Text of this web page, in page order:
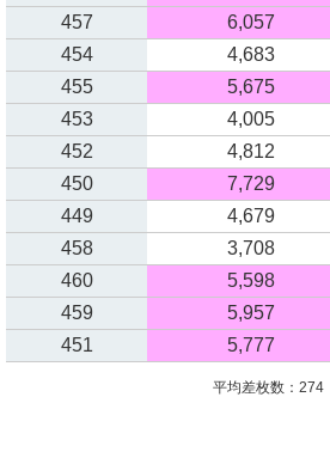
457
6,057
454
4,683
455
5,675
453
4,005
452
4,812
450
7,729
449
4,679
458
3,708
460
5,598
459
5,957
451
5,777
平均差枚数：274